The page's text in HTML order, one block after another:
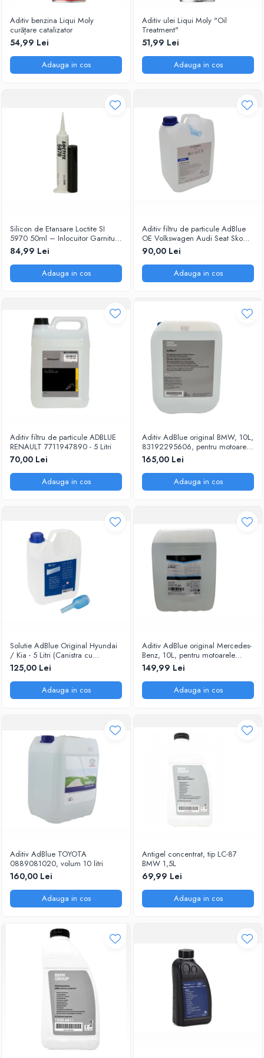
Aditiv benzina Liqui Moly
curățare catalizator
54,99 Lei
Adauga in cos
Aditiv ulei Liqui Moly "Oil
Treatment"
51,99 Lei
Adauga in cos
Silicon de Etansare Loctite SI
5970 50ml – Inlocuitor Garnituri
Flanse, Rezistent -50°C / +200°C,
Uscare 25 Minute, Metal si Plastic
84,99 Lei
Adauga in cos
Aditiv filtru de particule AdBlue
OE Volkswagen Audi Seat Skoda
5L
90,00 Lei
Adauga in cos
Aditiv filtru de particule ADBLUE
RENAULT 7711947890 - 5 Litri
70,00 Lei
Adauga in cos
Aditiv AdBlue original BMW, 10L,
83192295606, pentru motoarele
diesel Euro 6
165,00 Lei
Adauga in cos
Solutie AdBlue Original Hyundai
/ Kia - 5 Litri (Canistra cu
Picurator)
125,00 Lei
Adauga in cos
Aditiv AdBlue original Mercedes-
Benz, 10L, pentru motoarele
diesel Euro 6
149,99 Lei
Adauga in cos
Aditiv AdBlue TOYOTA
0889081020, volum 10 litri
160,00 Lei
Adauga in cos
Antigel concentrat, tip LC-87
BMW 1,5L
69,99 Lei
Adauga in cos